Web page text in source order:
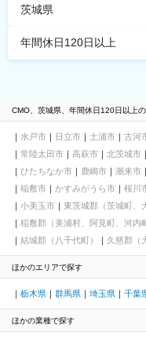
茨城県
年間休日120日以上
CMO、茨城県、年間休日120日以上
水戸市 日立市 土浦市 古河
常陸太田市
高萩市 北茨城市
ひたちなか市
鹿嶋市 潮来市
稲敷市
かすみがうら市 桜川
小美玉市
東茨城郡（茨城町、
稲敷郡（美浦村、阿見町、河内
結城郡（八千代町）
久慈郡（
ほかのエリアで探す
栃木県 群馬県 埼玉県 千葉
ほかの業種で探す